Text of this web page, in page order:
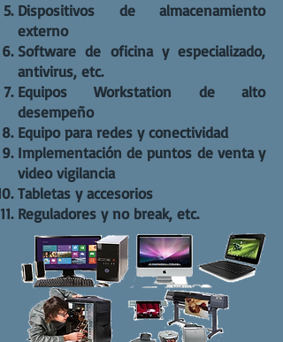
Dispositivos de almacenamiento
externo
Software de oficina y especializado,
antivirus, etc.
Equipos Workstation de alto
desempeño
Equipo para redes y conectividad
Implementación de puntos de venta y
video vigilancia
Tabletas y accesorios
Reguladores y no break, etc.